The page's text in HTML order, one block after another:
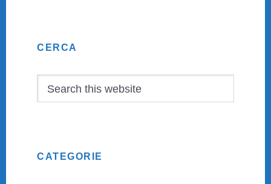
Sidebar
CERCA
CATEGORIE